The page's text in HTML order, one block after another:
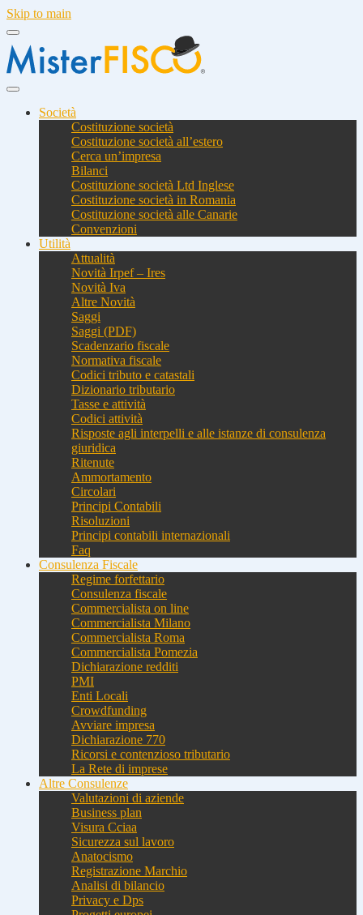
Skip to main
Società
Costituzione società
Costituzione società all’estero
Cerca un’impresa
Bilanci
Costituzione società Ltd Inglese
Costituzione società in Romania
Costituzione società alle Canarie
Convenzioni
Utilità
Attualità
Novità Irpef – Ires
Novità Iva
Altre Novità
Saggi
Saggi (PDF)
Scadenzario fiscale
Normativa fiscale
Codici tributo e catastali
Dizionario tributario
Tasse e attività
Codici attività
Risposte agli interpelli e alle istanze di consulenza
giuridica
Ritenute
Ammortamento
Circolari
Principi Contabili
Risoluzioni
Principi contabili internazionali
Faq
Consulenza Fiscale
Regime forfettario
Consulenza fiscale
Commercialista on line
Commercialista Milano
Commercialista Roma
Commercialista Pomezia
Dichiarazione redditi
PMI
Enti Locali
Crowdfunding
Avviare impresa
Dichiarazione 770
Ricorsi e contenzioso tributario
La Rete di imprese
Altre Consulenze
Valutazioni di aziende
Business plan
Visura Cciaa
Sicurezza sul lavoro
Anatocismo
Registrazione Marchio
Analisi di bilancio
Privacy e Dps